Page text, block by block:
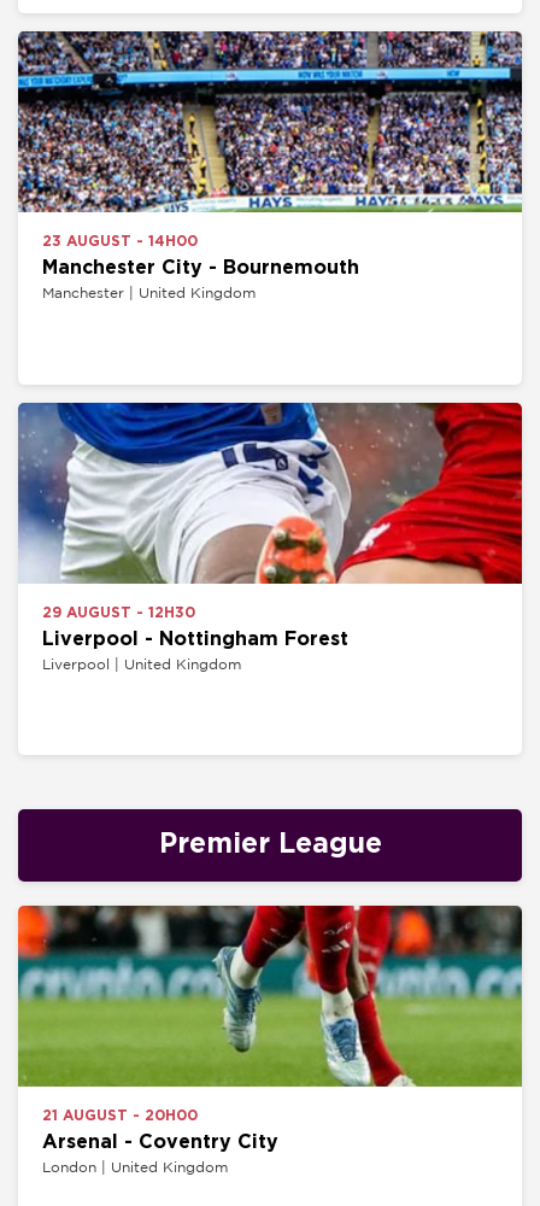
23 AUGUST - 14H00
Manchester City - Bournemouth
Manchester | United Kingdom
29 AUGUST - 12H30
Liverpool - Nottingham Forest
Liverpool | United Kingdom
Premier League
21 AUGUST - 20H00
Arsenal - Coventry City
London | United Kingdom